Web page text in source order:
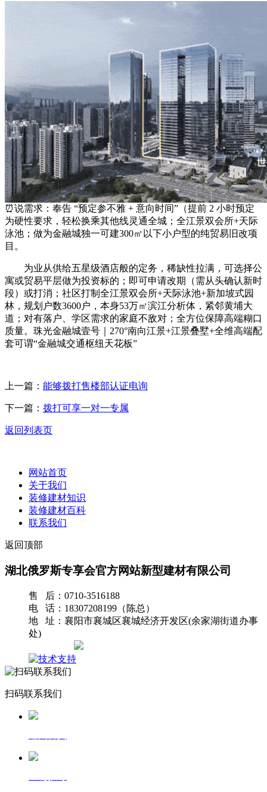
⏰说需求：奉告 “预定参不雅 + 意向时间”（提前 2 小时预定
为硬性要求，轻松换乘其他线灵通全城；全江景双会所+天际
泳池；做为金融城独一可建300㎡以下小户型的纯贸易旧改项
目。
为业从供给五星级酒店般的定务，稀缺性拉满，可选择公
寓或贸易平层做为投资标的；即可申请改期（需从头确认新时
段）或打消；社区打制全江景双会所+天际泳池+新加坡式园
林，规划户数3600户，本身53万㎡滨江分析体，紧邻黄埔大
道；对有落户、学区需求的家庭不敌对；全方位保障高端糊口
质量。珠光金融城壹号｜270°南向江景+江景叠墅+全维高端配
套可谓“金融城交通枢纽天花板”
上一篇： 能够拨打售楼部认证电询
下一篇： 拨打可享一对一专属
返回列表页
网站首页
关于我们
装修建材知识
装修建材百科
联系我们
返回顶部
湖北俄罗斯专享会官方网站新型建材有限公司
售 后：0710-3516188
电 话：18307208199（陈总）
地 址：襄阳市襄城区襄城经济开发区(余家湖街道办事
处)
扫码联系我们